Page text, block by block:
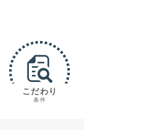
こだわり
条件